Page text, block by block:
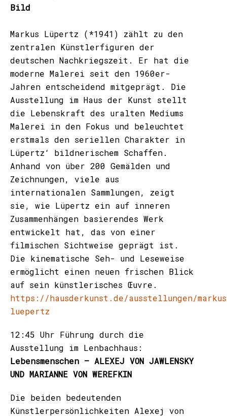
Bild
Markus Lüpertz (*1941) zählt zu den
zentralen Künstlerfiguren der
deutschen Nachkriegszeit. Er hat die
moderne Malerei seit den 1960er-
Jahren entscheidend mitgeprägt. Die
Ausstellung im Haus der Kunst stellt
die Lebenskraft des uralten Mediums
Malerei in den Fokus und beleuchtet
erstmals den seriellen Charakter in
Lüpertz‘ bildnerischem Schaffen.
Anhand von über 200 Gemälden und
Zeichnungen, viele aus
internationalen Sammlungen, zeigt
sie, wie Lüpertz ein auf inneren
Zusammenhängen basierendes Werk
entwickelt hat, das von einer
filmischen Sichtweise geprägt ist.
Die kinematische Seh- und Leseweise
ermöglicht einen neuen frischen Blick
auf sein künstlerisches Œuvre.
https://hausderkunst.de/ausstellungen/
luepertz
12:45 Uhr Führung durch die
Ausstellung im Lenbachhaus:
Lebensmenschen – ALEXEJ VON JAWLENSKY
UND MARIANNE VON WEREFKIN
Die beiden bedeutenden
Künstlerpersönlichkeiten Alexej von